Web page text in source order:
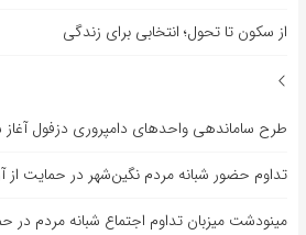
از سکون تا تحول؛ انتخابی برای زندگی
طرح ساماندهی واحدهای دامپروری دزفول
تداوم حضور شبانه مردم نگین‌شهر در حمایت از
مینودشت میزبان تداوم اجتماع شبانه مردم در